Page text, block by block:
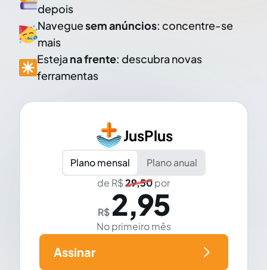
depois
Naveguesem anúncios: concentre-se
mais
Esteja na frente: descubra novas
ferramentas
JusPlus
Plano mensal
Plano anual
de R$29,50por
R$ 2,95
No primeiro mês
Assinar